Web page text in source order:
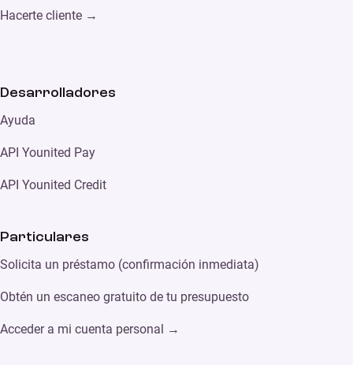
Hacerte cliente →
Desarrolladores
Ayuda
API Younited Pay
API Younited Credit
Particulares
Solicita un préstamo (confirmación inmediata)
Obtén un escaneo gratuito de tu presupuesto
Acceder a mi cuenta personal →